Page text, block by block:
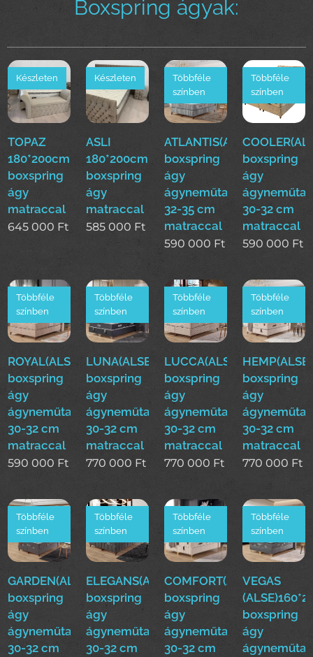
Boxspring ágyak:
TOPAZ
180*200cm
boxspring
ágy
matraccal
Készleten
645 000 Ft
ASLI
180*200cm
boxspring
ágy
matraccal
Készleten
585 000 Ft
ATLANTIS(ALS)160*200cm
boxspring
ágy
ágyneműtartóval
32-35 cm
matraccal
Többféle
színben
590 000 Ft
boxspring
ágy
30-32 cm
matraccal
Többféle
színben
590 000 Ft
ROYAL(ALS)160*200cm
boxspring
ágy
ágyneműtartóval
30-32 cm
matraccal
Többféle
színben
590 000 Ft
LUNA(ALSE)160*200cm
boxspring
ágy
ágyneműtartóval
30-32 cm
matraccal
Többféle
színben
770 000 Ft
LUCCA(ALSE)160*200cm
boxspring
ágy
ágyneműtartóval
30-32 cm
matraccal
Többféle
színben
770 000 Ft
boxspring
ágy
30-32 cm
matraccal
Többféle
színben
770 000 Ft
GARDEN(ALSE)160*200cm
boxspring
ágy
ágyneműtartóval
30-32 cm
Többféle
színben
ELEGANS(ALSE)160*200cm
boxspring
ágy
ágyneműtartóval
30-32 cm
Többféle
színben
boxspring
ágy
ágyneműtartóval
30-32 cm
Többféle
színben
VEGAS
boxspring
ágy
Többféle
színben